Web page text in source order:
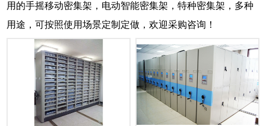
用的手摇移动密集架，电动智能密集架，特种密集架，多种
用途，可按照使用场景定制定做，欢迎采购咨询！